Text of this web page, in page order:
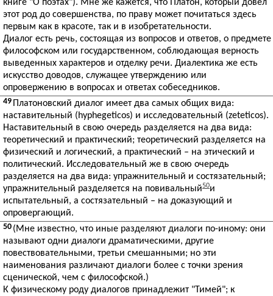
книге "О поэтах"). Мне же кажется, что Платон, который довел
этот род до совершенства, по праву может почитаться здесь
первым как в красоте, так и в изобретательности.
Диалог есть речь, состоящая из вопросов и ответов, о предмете
философском или государственном, соблюдающая верность
выведенных характеров и отделку речи. Диалектика же есть
искусство доводов, служащее утверждению или
опровержению в вопросах и ответах собеседников.
49 Платоновский диалог имеет два самых общих вида:
наставительный (hyphegeticos) и исследовательный (zeteticos).
Наставительный в свою очередь разделяется на два вида:
теоретический и практический; теоретический разделяется на
физический и логический, а практический – на этический и
политический. Исследовательный же в свою очередь
разделяется на два вида: упражнительный и состязательный;
упражнительный разделяется на повивальный50и
испытательный, а состязательный – на доказующий и
опровергающий.
50 (Мне известно, что иные разделяют диалоги по-иному: они
называют одни диалоги драматическими, другие
повествовательными, третьи смешанными; но эти
наименования различают диалоги более с точки зрения
сценической, чем с философской.)
К физическому роду диалогов принадлежит "Тимей"; к